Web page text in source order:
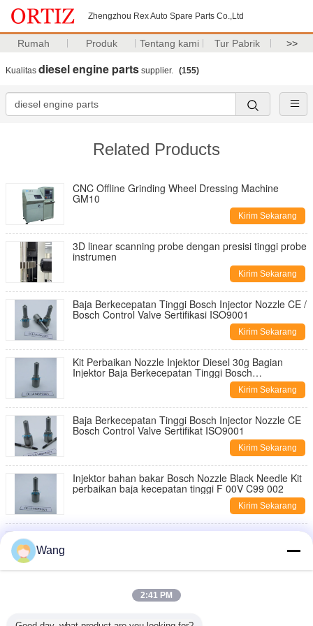
Zhengzhou Rex Auto Spare Parts Co.,Ltd
Rumah Produk Tentang kami Tur Pabrik >>
Kualitas diesel engine parts supplier. (155)
Related Products
CNC Offline Grinding Wheel Dressing Machine
GM10
Kirim Sekarang
3D linear scanning probe dengan presisi tinggi probe
instrumen
Kirim Sekarang
Baja Berkecepatan Tinggi Bosch Injector Nozzle CE /
Bosch Control Valve Sertifikasi ISO9001
Kirim Sekarang
Kit Perbaikan Nozzle Injektor Diesel 30g Bagian
Injektor Baja Berkecepatan Tinggi Bosch
Kirim Sekarang
Baja Berkecepatan Tinggi Bosch Injector Nozzle CE
Bosch Control Valve Sertifikat ISO9001
Kirim Sekarang
Injektor bahan bakar Bosch Nozzle Black Needle Kit
perbaikan baja kecepatan tinggi F 00V C99 002
Kirim Sekarang
CE bersertifikat BOSCH Injector Nozzle Hitam Jarum
Injector Assy 127-8216 0R8682 3116 MUI Diesel
Injector 1278216
Wang
2:41 PM